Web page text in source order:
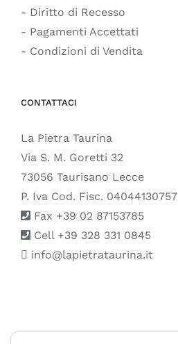
- Diritto di Recesso
- Pagamenti Accettati
- Condizioni di Vendita
CONTATTACI
La Pietra Taurina
Via S. M. Goretti 32
73056 Taurisano Lecce
P. Iva Cod. Fisc. 04044130757
Fax +39 02 87153785
Cell +39 328 331 0845
info@lapietrataurina.it